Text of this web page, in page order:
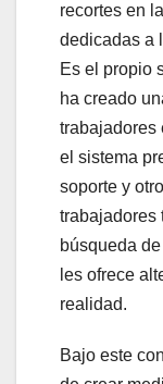
recortes en
dedicadas a
Es el propio
ha creado
trabajadores
el sistema
soporte y
trabajadores
búsqueda
les ofrece
realidad.
Bajo este